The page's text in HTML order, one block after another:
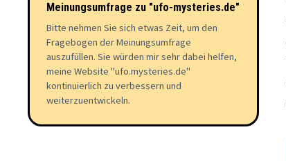
Meinungsumfrage zu "ufo-mysteries.de"
Bitte nehmen Sie sich etwas Zeit, um den
Fragebogen der Meinungsumfrage
auszufüllen. Sie würden mir sehr dabei helfen,
meine Website "ufo.mysteries.de"
kontinuierlich zu verbessern und
weiterzuentwickeln.